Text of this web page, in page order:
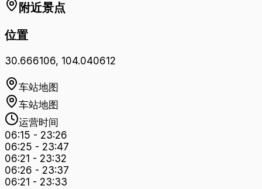
附近景点
位置
30.666106, 104.040612
车站地图
车站地图
运营时间
06:15 - 23:26
06:25 - 23:47
06:21 - 23:32
06:26 - 23:37
06:21 - 23:33